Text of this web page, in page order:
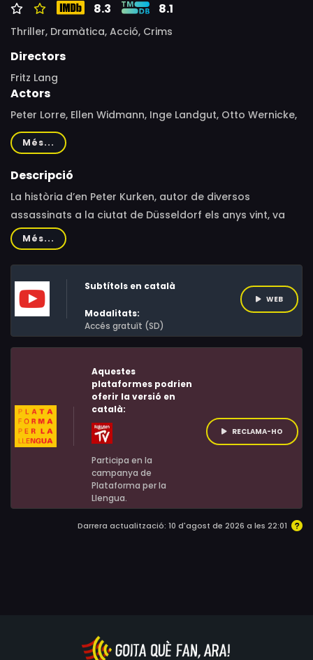
8.3 8.1
Thriller, Dramàtica, Acció, Crims
Directors
Fritz Lang
Actors
Peter Lorre, Ellen Widmann, Inge Landgut, Otto Wernicke,
Theodor Loos, Gustaf Gründgens, Friedrich Gnaß, Fritz
Odemar, Paul Kemp, Theo Lingen, Rudolf Blümner, Georg
John, Franz Stein, Ernst Stahl-Nachbaur, Gerhard Bienert,
Ballhaus, Paul Mederow, Hadrian Maria Netto, Lucie
Rhoden, Karl Hannemann
Més...
Descripció
La història d’en Peter Kurken, autor de diversos
assassinats a la ciutat de Düsseldorf els anys vint, va
servir a Lang per reflectir la descomposició social de la
República de Weimar en els preàmbuls de l’arribada del
nazisme.
Més...
Subtítols en català
Modalitats:
Accés gratuït (SD)
WEB
Aquestes
plataformes podrien
oferir la versió en
català:
Participa en la
campanya de
Plataforma per la
Llengua.
RECLAMA-HO
Darrera actualització: 10 d'agost de 2026 a les 22:01